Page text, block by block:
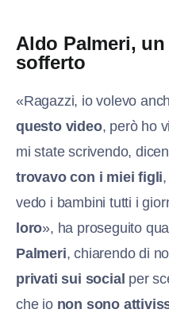
Aldo Palmeri,
sofferto
«Ragazzi, io volevo
questo video, però ho
mi state scrivendo,
trovavo con i miei figli
vedo i bambini tutti i
loro», ha proseguito
Palmeri, chiarendo di
privati sui social per
che io non sono